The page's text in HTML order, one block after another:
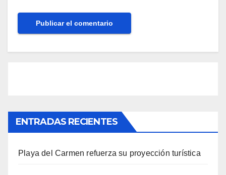
ENTRADAS RECIENTES
Playa del Carmen refuerza su proyección turística